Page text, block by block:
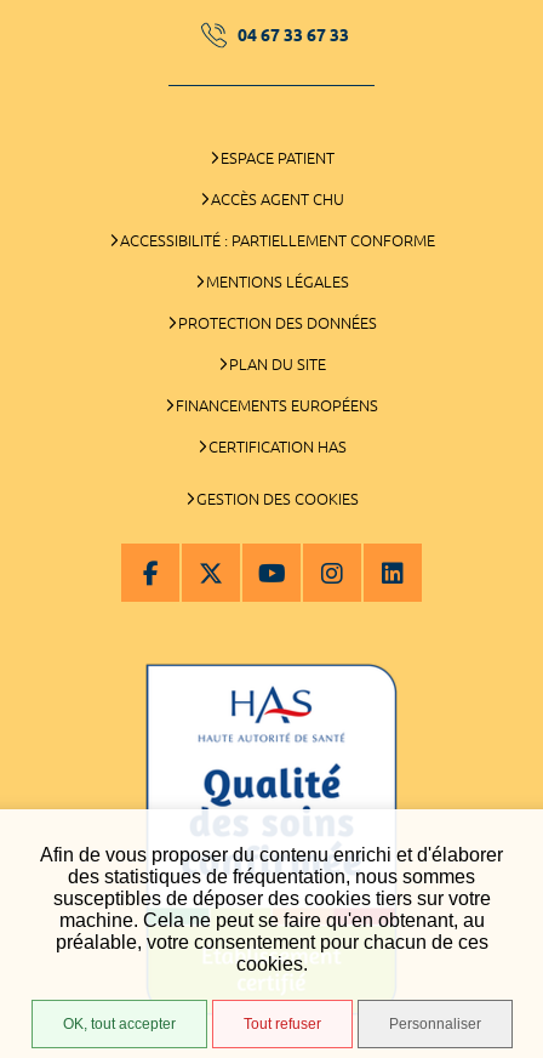
Afin de vous proposer du contenu enrichi et d'élaborer
des statistiques de fréquentation, nous sommes
susceptibles de déposer des cookies tiers sur votre
machine. Cela ne peut se faire qu'en obtenant, au
préalable, votre consentement pour chacun de ces
cookies.
OK, tout accepter Tout refuser Personnaliser
04 67 33 67 33
ESPACE PATIENT
ACCÈS AGENT CHU
ACCESSIBILITÉ : PARTIELLEMENT CONFORME
MENTIONS LÉGALES
PROTECTION DES DONNÉES
PLAN DU SITE
FINANCEMENTS EUROPÉENS
CERTIFICATION HAS
GESTION DES COOKIES